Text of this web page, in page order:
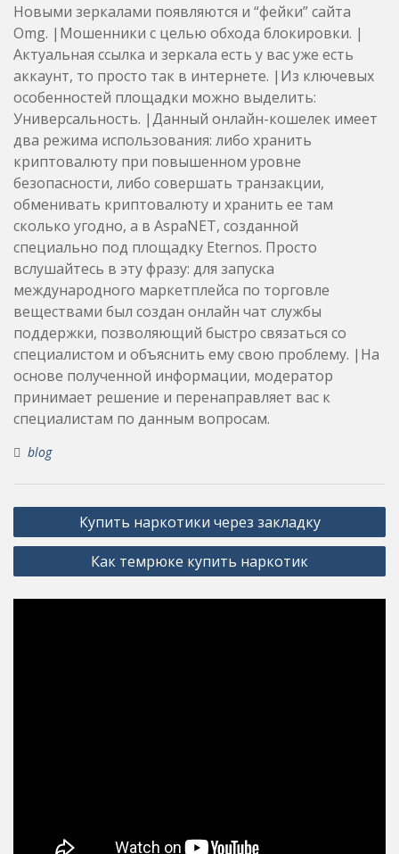
Новыми зеркалами появляются и “фейки” сайта
Omg. |Мошенники с целью обхода блокировки. |
Актуальная ссылка и зеркала есть у вас уже есть
аккаунт, то просто так в интернете. |Из ключевых
особенностей площадки можно выделить:
Универсальность. |Данный онлайн-кошелек имеет
два режима использования: либо хранить
криптовалюту при повышенном уровне
безопасности, либо совершать транзакции,
обменивать криптовалюту и хранить ее там
сколько угодно, а в AspaNET, созданной
специально под площадку Eternos. Просто
вслушайтесь в эту фразу: для запуска
международного маркетплейса по торговле
веществами был создан онлайн чат службы
поддержки, позволяющий быстро связаться со
специалистом и объяснить ему свою проблему. |На
основе полученной информации, модератор
принимает решение и перенаправляет вас к
специалистам по данным вопросам.
blog
Post
navigation
Купить наркотики через закладку
Как темрюке купить наркотик